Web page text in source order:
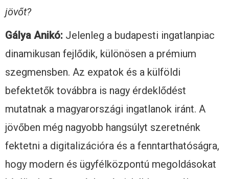
jövőt?
Gálya Anikó: Jelenleg a budapesti ingatlanpiac
dinamikusan fejlődik, különösen a prémium
szegmensben. Az expatok és a külföldi
befektetők továbbra is nagy érdeklődést
mutatnak a magyarországi ingatlanok iránt. A
jövőben még nagyobb hangsúlyt szeretnénk
fektetni a digitalizációra és a fenntarthatóságra,
hogy modern és ügyfélközpontú megoldásokat